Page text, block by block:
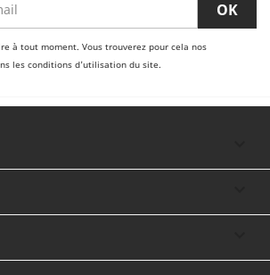
à tout moment. Vous trouverez pour cela nos
les conditions d'utilisation du site.